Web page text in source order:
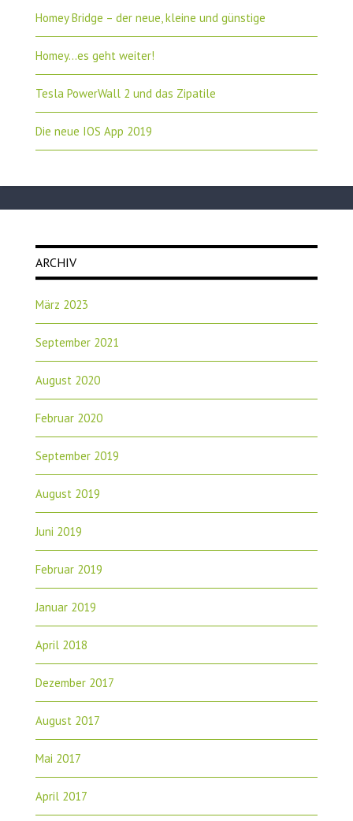
Homey Bridge – der neue, kleine und günstige
Homey…es geht weiter!
Tesla PowerWall 2 und das Zipatile
Die neue IOS App 2019
ARCHIV
März 2023
September 2021
August 2020
Februar 2020
September 2019
August 2019
Juni 2019
Februar 2019
Januar 2019
April 2018
Dezember 2017
August 2017
Mai 2017
April 2017